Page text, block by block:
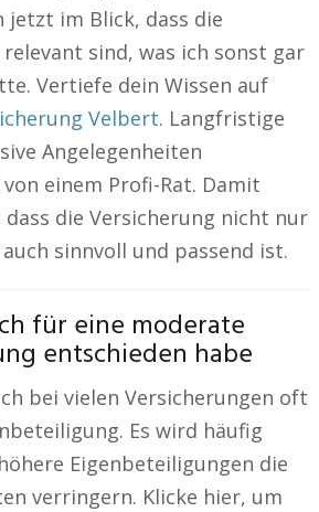
jetzt im Blick, dass die
sind, was ich sonst gar
Vertiefe dein Wissen auf
Velbert. Langfristige
Angelegenheiten
einem Profi-Rat. Damit
die Versicherung nicht nur
sinnvoll und passend ist.
für eine moderate
entschieden habe
bei vielen Versicherungen oft
Es wird häufig
Eigenbeteiligungen die
verringern. Klicke hier, um